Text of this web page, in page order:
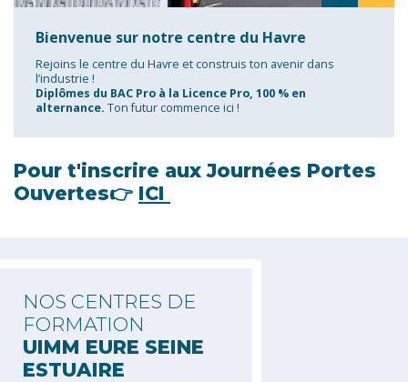
Bienvenue sur notre centre du Havre
Rejoins le centre du Havre et construis ton avenir dans
l’industrie !
Diplômes du BAC Pro à la Licence Pro, 100 % en
alternance. Ton futur commence ici !
Pour t'inscrire aux Journées Portes
Ouvertes👉 ICI
NOS CENTRES DE
FORMATION
UIMM EURE SEINE
ESTUAIRE